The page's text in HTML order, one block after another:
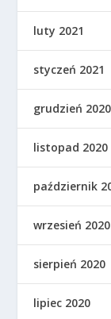
luty 2021
styczeń 2021
grudzień 2020
listopad 2020
październik
wrzesień 2020
sierpień 2020
lipiec 2020